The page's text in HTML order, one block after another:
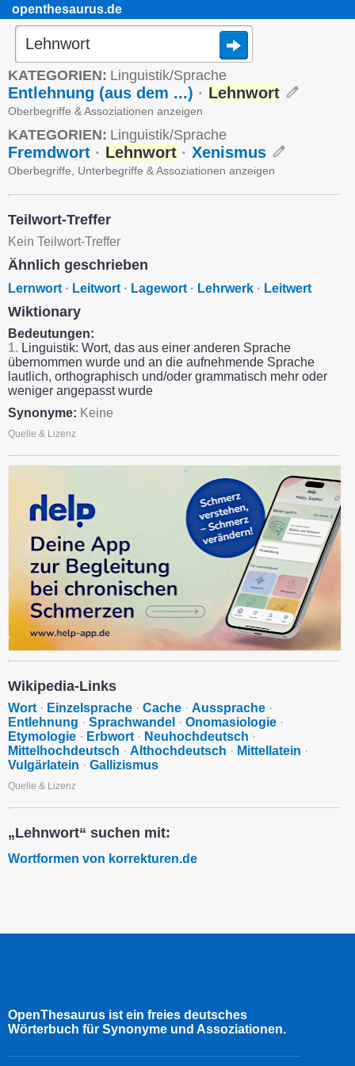
openthesaurus.de
KATEGORIEN: Linguistik/Sprache
Entlehnung (aus dem ...) · Lehnwort
Oberbegriffe & Assoziationen anzeigen
KATEGORIEN: Linguistik/Sprache
Fremdwort · Lehnwort · Xenismus
Oberbegriffe, Unterbegriffe & Assoziationen anzeigen
Teilwort-Treffer
Kein Teilwort-Treffer
Ähnlich geschrieben
Lernwort · Leitwort · Lagewort · Lehrwerk · Leitwert
Wiktionary
Bedeutungen:
1. Linguistik: Wort, das aus einer anderen Sprache
übernommen wurde und an die aufnehmende Sprache
lautlich, orthographisch und/oder grammatisch mehr oder
weniger angepasst wurde
Synonyme: Keine
Quelle & Lizenz
Wikipedia-Links
Wort · Einzelsprache · Cache · Aussprache ·
Entlehnung · Sprachwandel · Onomasiologie ·
Etymologie · Erbwort · Neuhochdeutsch ·
Mittelhochdeutsch · Althochdeutsch · Mittellatein ·
Vulgärlatein · Gallizismus
Quelle & Lizenz
„Lehnwort“ suchen mit:
Wortformen von korrekturen.de
OpenThesaurus ist ein freies deutsches
Wörterbuch für Synonyme und Assoziationen.